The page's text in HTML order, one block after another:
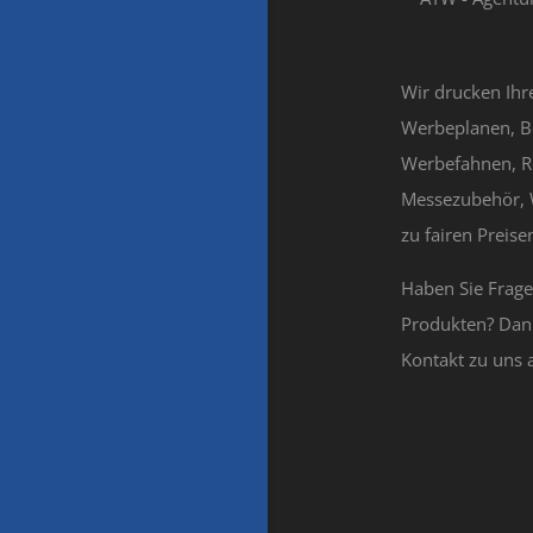
Wir drucken
Werbeplanen,
Werbefahnen,
Messezubehör,
zu fairen
Haben Sie
Produkten?
Kontakt zu uns